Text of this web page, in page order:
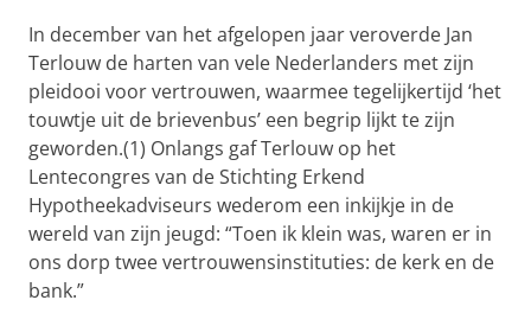
In december van het afgelopen jaar veroverde Jan
Terlouw de harten van vele Nederlanders met zijn
pleidooi voor vertrouwen, waarmee tegelijkertijd ‘het
touwtje uit de brievenbus’ een begrip lijkt te zijn
geworden.(1) Onlangs gaf Terlouw op het
Lentecongres van de Stichting Erkend
Hypotheekadviseurs wederom een inkijkje in de
wereld van zijn jeugd: “Toen ik klein was, waren er in
ons dorp twee vertrouwensinstituties: de kerk en de
bank.”